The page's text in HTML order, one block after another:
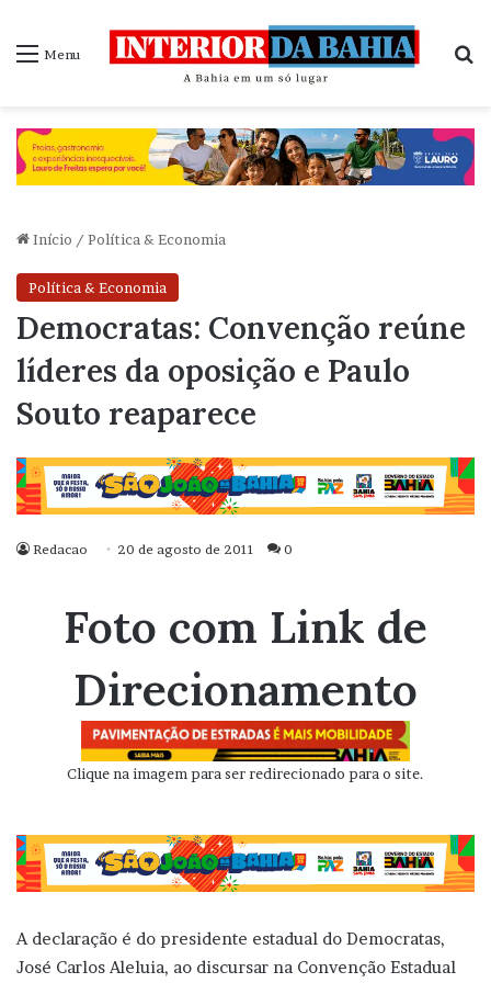
Menu
Início / Política & Economia
Política & Economia
Democratas: Convenção reúne
líderes da oposição e Paulo
Souto reaparece
Redacao 20 de agosto de 2011 0
Foto com Link de
Direcionamento
Clique na imagem para ser redirecionado para o site.
A declaração é do presidente estadual do Democratas,
José Carlos Aleluia, ao discursar na Convenção Estadual